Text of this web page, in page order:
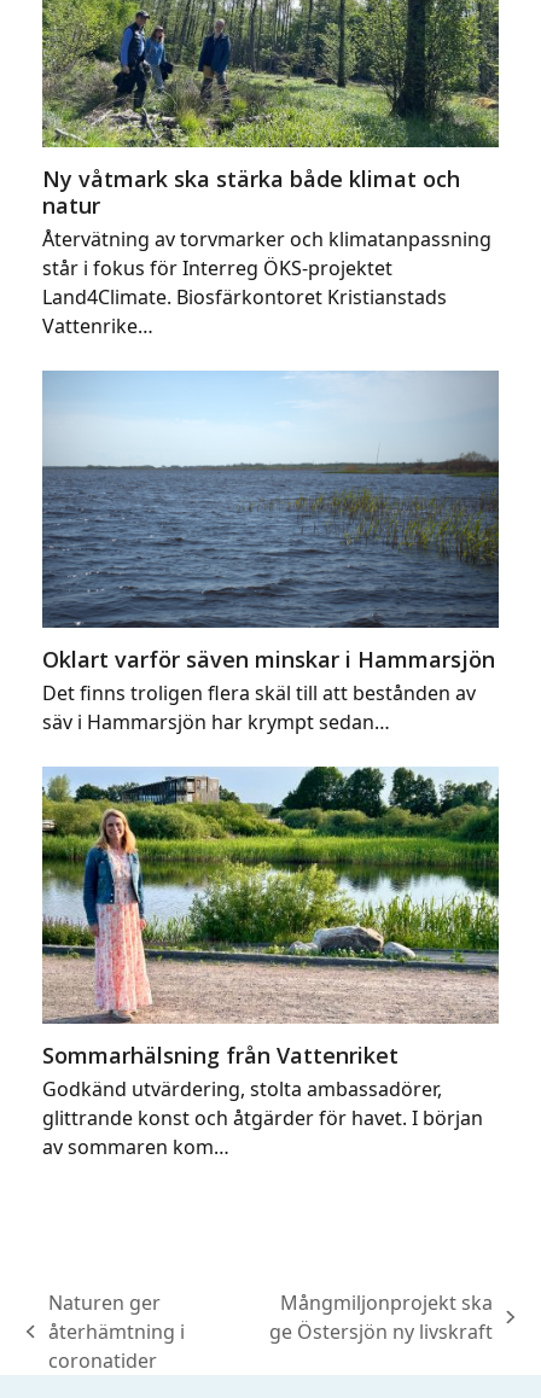
Ny våtmark ska stärka både klimat och
natur
Återvätning av torvmarker och klimatanpassning
står i fokus för Interreg ÖKS-projektet
Land4Climate. Biosfärkontoret Kristianstads
Vattenrike…
Oklart varför säven minskar i Hammarsjön
Det finns troligen flera skäl till att bestånden av
säv i Hammarsjön har krympt sedan…
Sommarhälsning från Vattenriket
Godkänd utvärdering, stolta ambassadörer,
glittrande konst och åtgärder för havet. I början
av sommaren kom…
previous
post:
Naturen ger
återhämtning i
coronatider
next
Mångmiljonprojekt ska
ge Östersjön ny livskraft